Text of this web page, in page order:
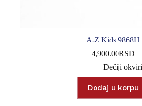
A-Z Kids 9868H
4,900.00RSD
Dečiji okviri
Dodaj u korpu